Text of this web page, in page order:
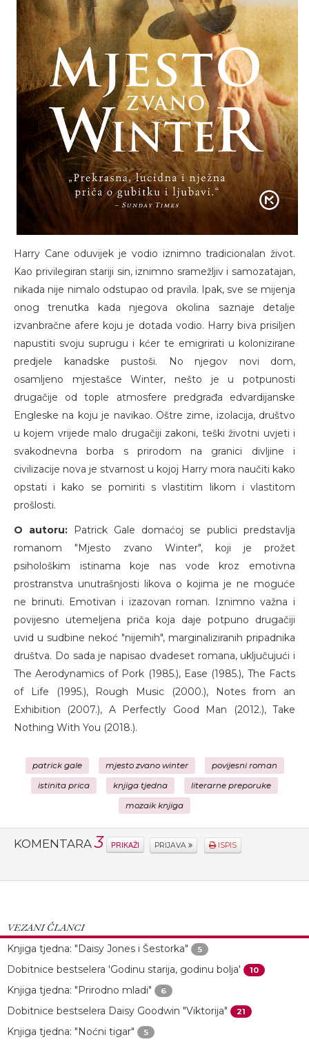
Harry Cane oduvijek je vodio iznimno tradicionalan život.
Kao privilegiran stariji sin, iznimno sramežljiv i samozatajan,
nikada nije nimalo odstupao od pravila. Ipak, sve se mijenja
onog trenutka kada njegova okolina saznaje detalje
izvanbračne afere koju je dotada vodio. Harry biva prisiljen
napustiti svoju suprugu i kćer te emigrirati u kolonizirane
predjele kanadske pustoši. No njegov novi dom,
osamljeno mjestašce Winter, nešto je u potpunosti
drugačije od tople atmosfere predgrađa edvardijanske
Engleske na koju je navikao. Oštre zime, izolacija, društvo
u kojem vrijede malo drugačiji zakoni, teški životni uvjeti i
svakodnevna borba s prirodom na granici divljine i
civilizacije nova je stvarnost u kojoj Harry mora naučiti kako
opstati i kako se pomiriti s vlastitim likom i vlastitom
prošlosti.
O autoru:
Patrick Gale domaćoj se publici predstavlja
romanom "Mjesto zvano Winter", koji je prožet
psihološkim istinama koje nas vode kroz emotivna
prostranstva unutrašnjosti likova o kojima je ne moguće
ne brinuti. Emotivan i izazovan roman. Iznimno važna i
povijesno utemeljena priča koja daje potpuno drugačiji
uvid u sudbine nekoć "nijemih", marginaliziranih pripadnika
društva. Do sada je napisao dvadeset romana, uključujući i
The Aerodynamics of Pork (1985.), Ease (1985.), The Facts
of Life (1995.), Rough Music (2000.), Notes from an
Exhibition (2007.), A Perfectly Good Man (2012.), Take
Nothing With You (2018.).
patrick gale mjesto zvano winter povijesni roman
istinita prica knjiga tjedna literarne preporuke
mozaik knjiga
KOMENTARA3 PRIKAŽI PRIJAVA ISPIS
VEZANI ČLANCI
Knjiga tjedna: "Daisy Jones i Šestorka"
5
Dobitnice bestselera 'Godinu starija, godinu bolja' 10
Knjiga tjedna: "Prirodno mladi" 6
Dobitnice bestselera Daisy Goodwin "Viktorija" 21
Knjiga tjedna: "Noćni tigar" 5